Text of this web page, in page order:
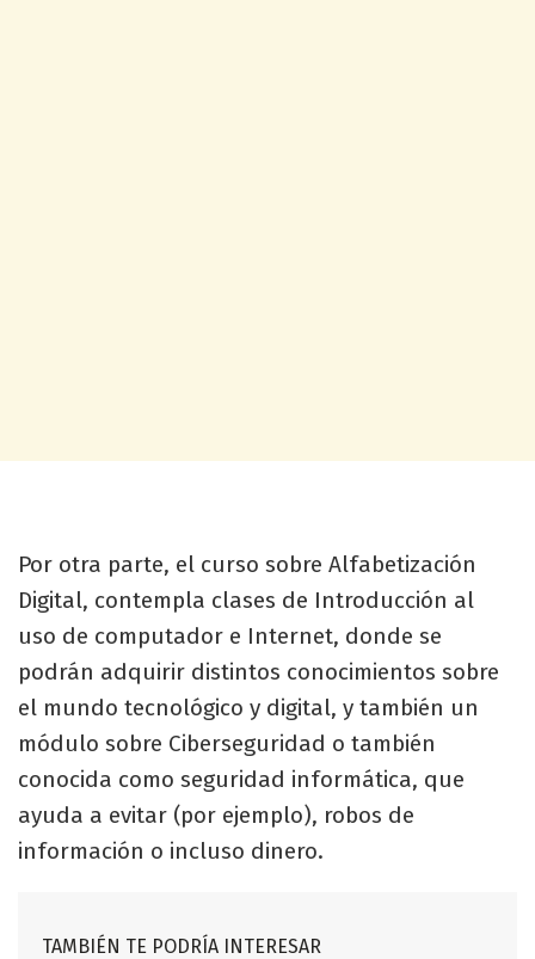
Por otra parte, el curso sobre Alfabetización
Digital, contempla clases de Introducción al
uso de computador e Internet, donde se
podrán adquirir distintos conocimientos sobre
el mundo tecnológico y digital, y también un
módulo sobre Ciberseguridad o también
conocida como seguridad informática, que
ayuda a evitar (por ejemplo), robos de
información o incluso dinero.
TAMBIÉN TE PODRÍA INTERESAR